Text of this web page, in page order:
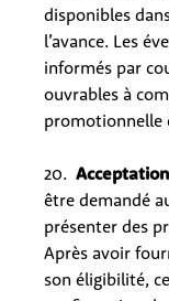
disponibles
l’avance. Les
informés par
ouvrables à
promotionnelle
20.
être demandé
présenter des
Après avoir
son éligibilité,